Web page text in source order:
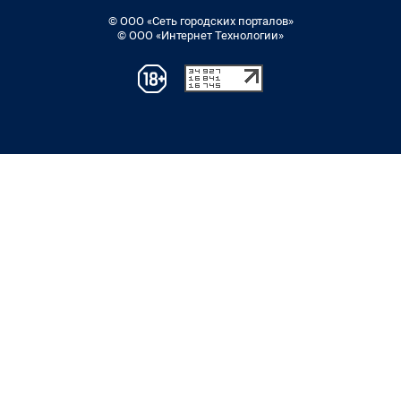
© ООО «Сеть городских порталов»
© ООО «Интернет Технологии»